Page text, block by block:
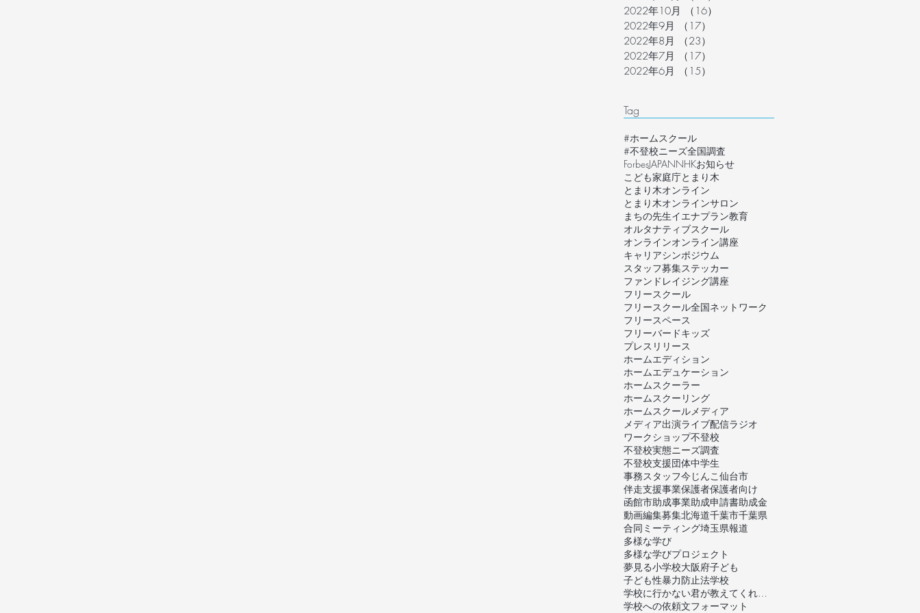
2022年10月
（16）
2022年9月
（17）
2022年8月
（23）
2022年7月
（17）
2022年6月
（15）
Tag
#ホームスクール
#不登校ニーズ全国調査
ForbesJAPANNHKお知らせ
こども家庭庁とまり木
とまり木オンライン
とまり木オンラインサロン
まちの先生イエナプラン教育
オルタナティブスクール
オンラインオンライン講座
キャリアシンポジウム
スタッフ募集ステッカー
ファンドレイジング講座
フリースクール
フリースクール全国ネットワーク
フリースペース
フリーバードキッズ
プレスリリース
ホームエディション
ホームエデュケーション
ホームスクーラー
ホームスクーリング
ホームスクールメディア
メディア出演ライブ配信ラジオ
ワークショップ不登校
不登校実態ニーズ調査
不登校支援団体中学生
事務スタッフ今じんこ仙台市
伴走支援事業保護者保護者向け
函館市助成事業助成申請書助成金
動画編集募集北海道千葉市千葉県
合同ミーティング埼玉県報道
多様な学び
多様な学びプロジェクト
夢見る小学校大阪府子ども
子ども性暴力防止法学校
学校に行かない君が教えてくれたこと
学校への依頼文フォーマット